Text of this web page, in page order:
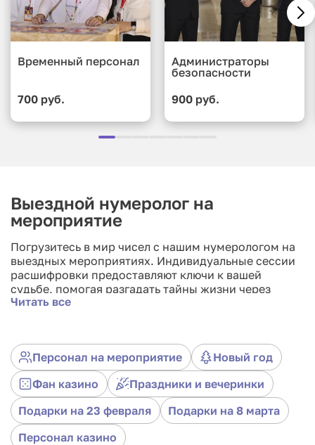
Временный персонал
700 руб.
Администраторы
безопасности
900 руб.
Выездной нумеролог на
мероприятие
Погрузитесь в мир чисел с нашим нумерологом на
выездных мероприятиях. Индивидуальные сессии
расшифровки предоставляют ключи к вашей
судьбе, помогая разгадать тайны жизни через
числа. Наши эксперты создадут атмосферу
под концепцию события добавляет уникальность
каждой встрече, позволяя гостям обнаружить
гармонию и смысл в своих числах. Пригласите
наших нумерологов в аренду и дарите гостям
увлекательный исследовательский опыт, где цифры
становятся воротами к более осознанной и
насыщенной жизни.
Читать все
Персонал на мероприятие
Новый год
Фан казино
Праздники и вечеринки
Подарки на 23 февраля
Подарки на 8 марта
Персонал казино